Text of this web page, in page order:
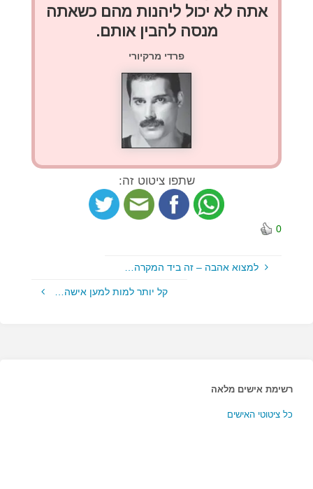
אתה לא יכול ליהנות מהם כשאתה
מנסה להבין אותם.
פרדי מרקיורי
שתפו ציטוט זה:
0
למצוא אהבה – זה ביד המקרה…
קל יותר למות למען אישה…
רשימת אישים מלאה
כל ציטוטי האישים